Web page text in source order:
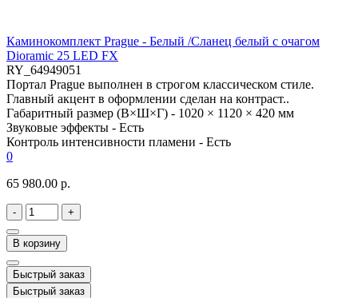
Каминокомплект Prague - Белый /Сланец белый с очагом
Dioramic 25 LED FX
RY_64949051
Портал Prague выполнен в строгом классическом стиле.
Главный акцент в оформлении сделан на контраст..
Габаритный размер (В×Ш×Г) - 1020 × 1120 × 420 мм
Звуковые эффекты - Есть
Контроль интенсивности пламени - Есть
0
65 980.00 р.
- +
В корзину
Быстрый заказ
Быстрый заказ